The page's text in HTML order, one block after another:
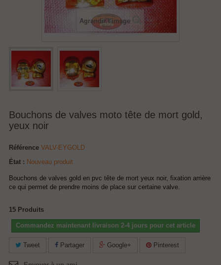
Agrandir l'image
Bouchons de valves moto tête de mort gold,
yeux noir
Référence VALV-EYGOLD
État : Nouveau produit
Bouchons de valves gold en pvc tête de mort yeux noir, fixation arrière
ce qui permet de prendre moins de place sur certaine valve.
15 Produits
Commandez maintenant livraison 2-4 jours pour cet article
Tweet Partager Google+ Pinterest